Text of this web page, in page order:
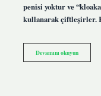
penisi yoktur ve
kullanarak çiftleşirler.
Devamını okuyunMuhabbet
Kuşu